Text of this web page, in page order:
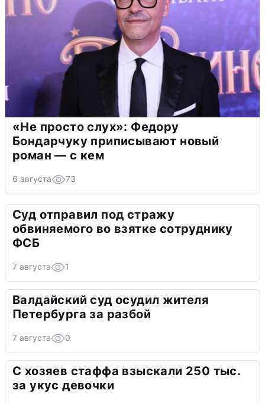
«Не просто слух»: Федору
Бондарчуку приписывают новый
роман — с кем
6 августа 73
Суд отправил под стражу
обвиняемого во взятке сотруднику
ФСБ
7 августа 1
Валдайский суд осудил жителя
Петербурга за разбой
7 августа 0
С хозяев стаффа взыскали 250 тыс.
за укус девочки